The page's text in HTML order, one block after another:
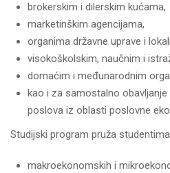
brokerskim i dilerskim kućama,
marketinškim agencijama,
organima državne uprave i
visokoškolskim, naučnim i
domaćim i međunarodnim
kao i za samostalno
poslova iz oblasti poslovne
Studijski program pruža
makroekonomskih i